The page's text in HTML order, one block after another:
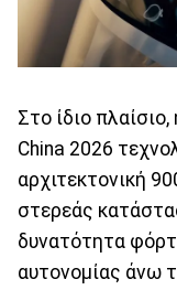
Στο ίδιο
China 2026
αρχιτεκτονική
στερεάς
δυνατότητα
αυτονομίας άνω